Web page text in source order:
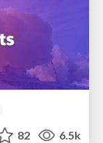
82 6.5k